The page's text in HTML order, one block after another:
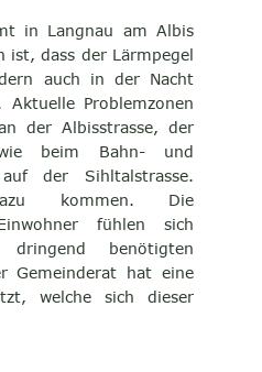
in Langnau am Albis
ist, dass der Lärmpegel
auch in der Nacht
Problemzonen
der Albisstrasse, der
beim Bahn- und
der Sihltalstrasse.
kommen. Die
fühlen sich
benötigten
Gemeinderat hat eine
welche sich dieser